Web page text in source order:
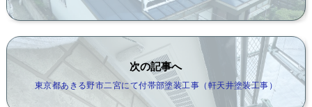
次の記事へ
東京都あきる野市二宮にて付帯部塗装工事（軒天井塗装工事）